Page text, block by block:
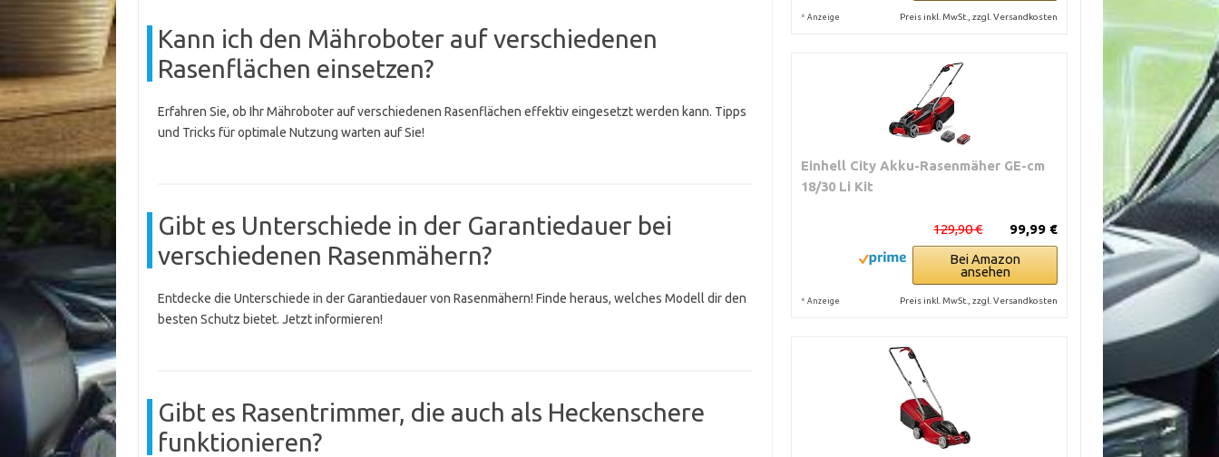
Kann ich den Mähroboter auf verschiedenen
Rasenflächen einsetzen?
Erfahren Sie, ob Ihr Mähroboter auf verschiedenen Rasenflächen effektiv eingesetzt werden kann. Tipps
und Tricks für optimale Nutzung warten auf Sie!
Gibt es Unterschiede in der Garantiedauer bei
verschiedenen Rasenmähern?
Entdecke die Unterschiede in der Garantiedauer von Rasenmähern! Finde heraus, welches Modell dir den
besten Schutz bietet. Jetzt informieren!
Gibt es Rasentrimmer, die auch als Heckenschere
funktionieren?
* Anzeige Preis inkl. MwSt., zzgl. Versandkosten
Einhell City Akku-Rasenmäher GE-cm
18/30 Li Kit
99,99 €
129,90 €
Bei Amazon
ansehen
* Anzeige Preis inkl. MwSt., zzgl. Versandkosten